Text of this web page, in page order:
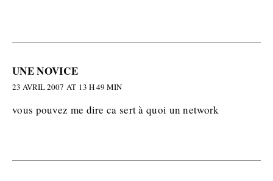
UNE NOVICE
23 AVRIL 2007 AT 13 H 49 MIN
vous pouvez me dire ca sert à quoi un network